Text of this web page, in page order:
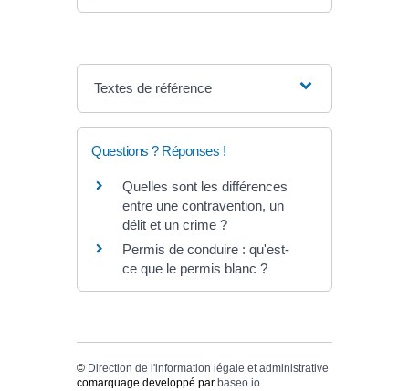
Textes de référence
Questions ? Réponses !
Quelles sont les différences
entre une contravention, un
délit et un crime ?
Permis de conduire : qu'est-
ce que le permis blanc ?
© Direction de l'information légale et administrative
comarquage developpé par baseo.io